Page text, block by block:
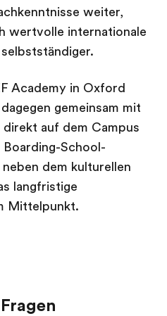
weiter,
wertvolle internationale
Academy in Oxford
gemeinsam mit
auf dem Campus
School-
dem kulturellen
langfristige
Mittelpunkt.